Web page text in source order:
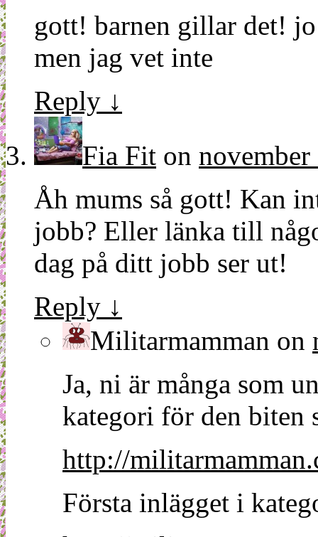
gott! barnen gillar det!
men jag vet inte
Reply ↓
Fia Fit on
Åh mums så gott! Kan
jobb? Eller länka till
dag på ditt jobb ser ut!
Reply ↓
Militarmamman on
Ja, ni är många som
kategori för den biten
http://
Första inlägget i